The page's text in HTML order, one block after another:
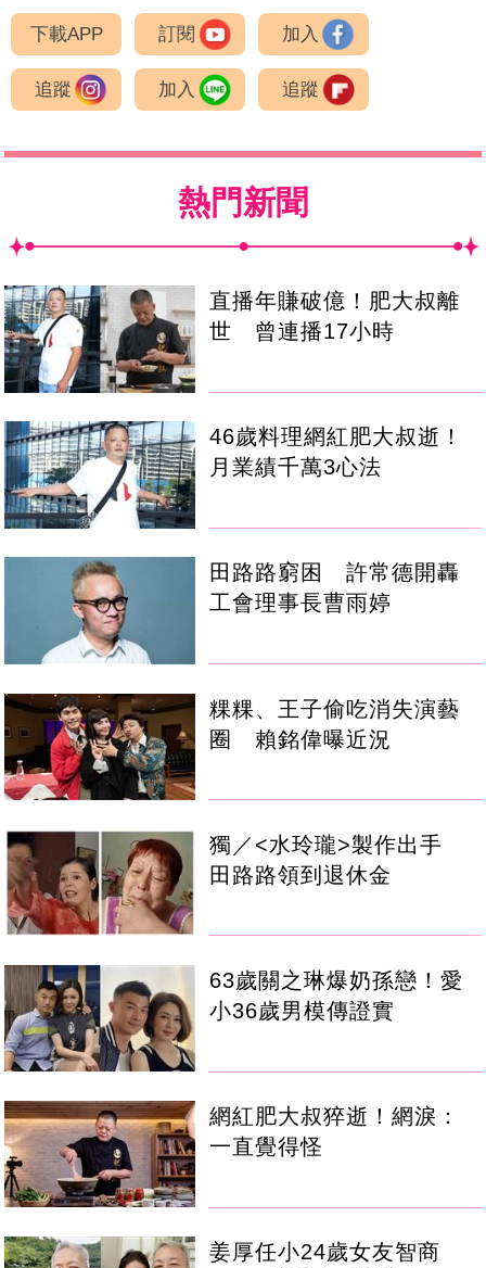
下載APP 訂閱 加入
追蹤 加入 追蹤
熱門新聞
直播年賺破億！肥大叔離
世 曾連播17小時
46歲料理網紅肥大叔逝！
月業績千萬3心法
田路路窮困 許常德開轟
工會理事長曹雨婷
粿粿、王子偷吃消失演藝
圈 賴銘偉曝近況
獨／<水玲瓏>製作出手
田路路領到退休金
63歲關之琳爆奶孫戀！愛
小36歲男模傳證實
網紅肥大叔猝逝！網淚：
一直覺得怪
姜厚任小24歲女友智商